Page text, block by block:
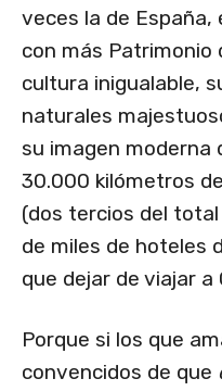
veces la de España,
con más Patrimonio
cultura inigualable,
naturales
su imagen moderna
30.000 kilómetros
(dos tercios del
de miles de hoteles
que dejar de viajar a
Porque si los que
convencidos de que